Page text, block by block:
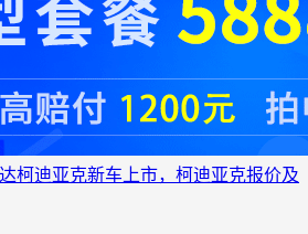
柯迪亚克新车上市，柯迪亚克报价及